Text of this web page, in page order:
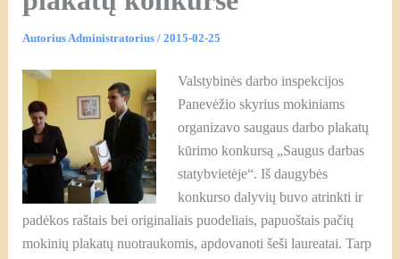
AutoriusAdministratorius / 2015-02-25
Valstybinės darbo inspekcijos
Panevėžio skyrius mokiniams
organizavo saugaus darbo plakatų
kūrimo konkursą „Saugus darbas
statybvietėje“. Iš daugybės
konkurso dalyvių buvo atrinkti ir
padėkos raštais bei originaliais puodeliais, papuoštais pačių
mokinių plakatų nuotraukomis, apdovanoti šeši laureatai. Tarp